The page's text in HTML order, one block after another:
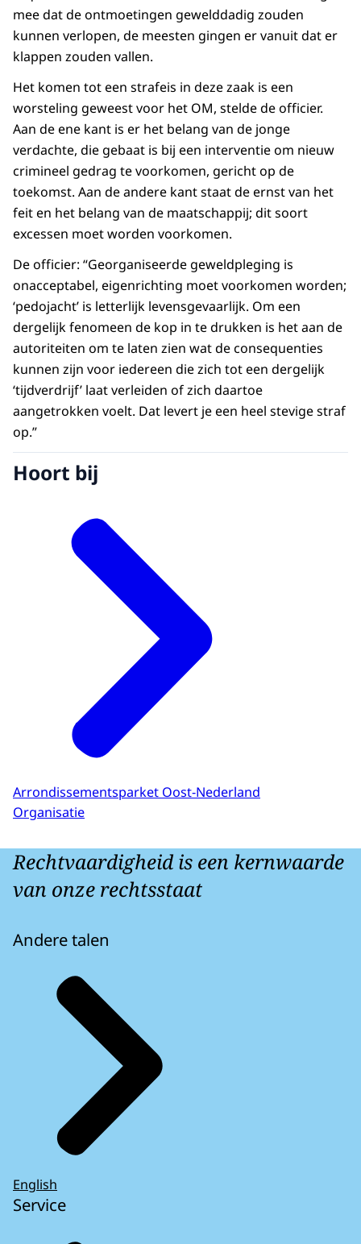
mee dat de ontmoetingen gewelddadig zouden
kunnen verlopen, de meesten gingen er vanuit dat er
klappen zouden vallen.
Het komen tot een strafeis in deze zaak is een
worsteling geweest voor het OM, stelde de officier.
Aan de ene kant is er het belang van de jonge
verdachte, die gebaat is bij een interventie om nieuw
crimineel gedrag te voorkomen, gericht op de
toekomst. Aan de andere kant staat de ernst van het
feit en het belang van de maatschappij; dit soort
excessen moet worden voorkomen.
De officier: “Georganiseerde geweldpleging is
onacceptabel, eigenrichting moet voorkomen worden;
‘pedojacht’ is letterlijk levensgevaarlijk. Om een
dergelijk fenomeen de kop in te drukken is het aan de
autoriteiten om te laten zien wat de consequenties
kunnen zijn voor iedereen die zich tot een dergelijk
‘tijdverdrijf’ laat verleiden of zich daartoe
aangetrokken voelt. Dat levert je een heel stevige straf
op.”
Hoort bij
Arrondissementsparket Oost-Nederland
Organisatie
Rechtvaardigheid is een kernwaarde
van onze rechtsstaat
Andere talen
English
Service